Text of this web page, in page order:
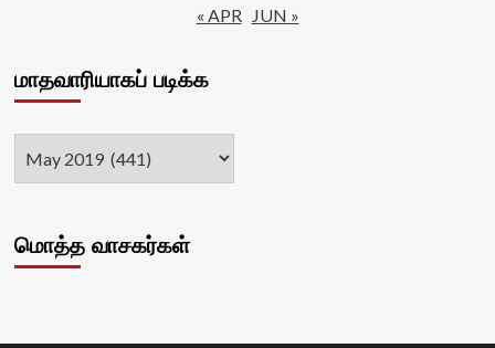
« APR JUN »
மாதவாரியாகப் படிக்க
மொத்த வாசகர்கள்